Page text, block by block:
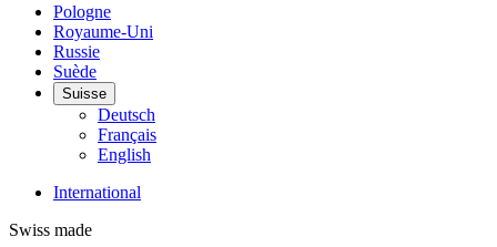
Pologne
Royaume-Uni
Russie
Suède
Suisse
Deutsch
Français
English
International
Swiss made